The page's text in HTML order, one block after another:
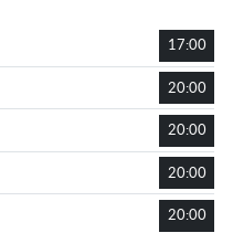
17:00
20:00
20:00
20:00
20:00